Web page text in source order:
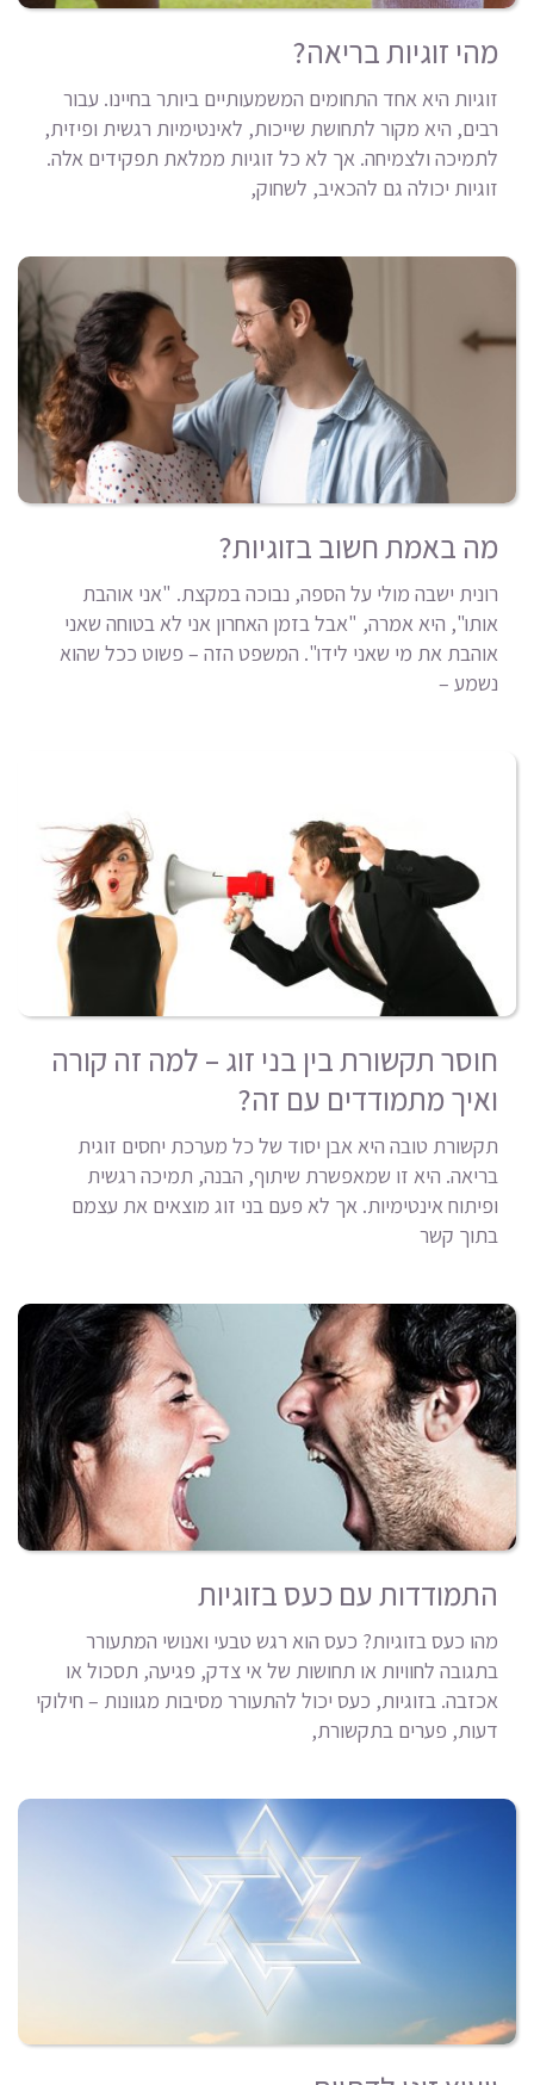
מהי זוגיות בריאה?
זוגיות היא אחד התחומים המשמעותיים ביותר בחיינו. עבור
רבים, היא מקור לתחושת שייכות, לאינטימיות רגשית ופיזית,
לתמיכה ולצמיחה. אך לא כל זוגיות ממלאת תפקידים אלה.
זוגיות יכולה גם להכאיב, לשחוק,
מה באמת חשוב בזוגיות?
רונית ישבה מולי על הספה, נבוכה במקצת. "אני אוהבת
אותו", היא אמרה, "אבל בזמן האחרון אני לא בטוחה שאני
אוהבת את מי שאני לידו". המשפט הזה – פשוט ככל שהוא
נשמע –
חוסר תקשורת בין בני זוג – למה זה קורה
ואיך מתמודדים עם זה?
תקשורת טובה היא אבן יסוד של כל מערכת יחסים זוגית
בריאה. היא זו שמאפשרת שיתוף, הבנה, תמיכה רגשית
ופיתוח אינטימיות. אך לא פעם בני זוג מוצאים את עצמם
בתוך קשר
התמודדות עם כעס בזוגיות
מהו כעס בזוגיות? כעס הוא רגש טבעי ואנושי המתעורר
בתגובה לחוויות או תחושות של אי צדק, פגיעה, תסכול או
אכזבה. בזוגיות, כעס יכול להתעורר מסיבות מגוונות – חילוקי
דעות, פערים בתקשורת,